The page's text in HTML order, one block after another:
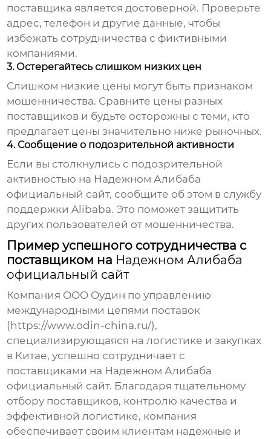
поставщика является достоверной. Проверьте
адрес, телефон и другие данные, чтобы
избежать сотрудничества с фиктивными
компаниями.
3. Остерегайтесь слишком низких цен
Слишком низкие цены могут быть признаком
мошенничества. Сравните цены разных
поставщиков и будьте осторожны с теми, кто
предлагает цены значительно ниже рыночных.
4. Сообщение о подозрительной активности
Если вы столкнулись с подозрительной
активностью на Надежном Алибаба
официальный сайт, сообщите об этом в службу
поддержки Alibaba. Это поможет защитить
других пользователей от мошенничества.
Пример успешного сотрудничества с
поставщиком на Надежном Алибаба
официальный сайт
Компания ООО Оудин по управлению
международными цепями поставок
( https://www.odin-china.ru/),
специализирующаяся на логистике и закупках
в Китае, успешно сотрудничает с
поставщиками на Надежном Алибаба
официальный сайт. Благодаря тщательному
отбору поставщиков, контролю качества и
эффективной логистике, компания
обеспечивает своим клиентам надежные и